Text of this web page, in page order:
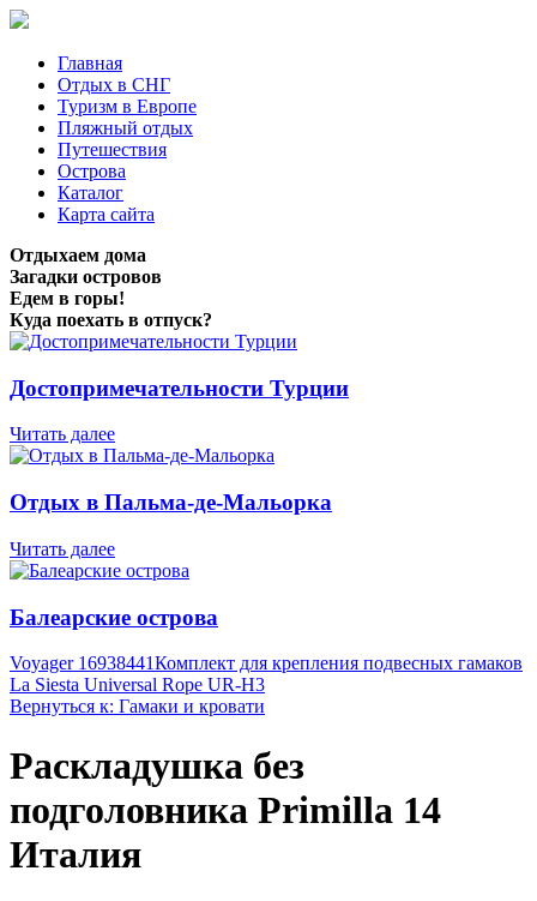
Главная
Отдых в СНГ
Туризм в Европе
Пляжный отдых
Путешествия
Острова
Каталог
Карта сайта
Отдыхаем дома
Загадки островов
Едем в горы!
Куда поехать в отпуск?
Достопримечательности Турции
Читать далее
Отдых в Пальма-де-Мальорка
Читать далее
Балеарские острова
Voyager 16938441Комплект для крепления подвесных гамаков
La Siesta Universal Rope UR-H3
Вернуться к: Гамаки и кровати
Раскладушка без
подголовника Primilla 14
Италия